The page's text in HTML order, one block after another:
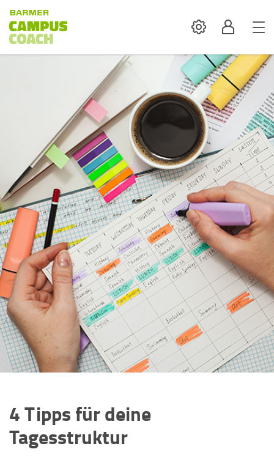
SettingsProfil
4 Tipps für deine
Tagesstruktur